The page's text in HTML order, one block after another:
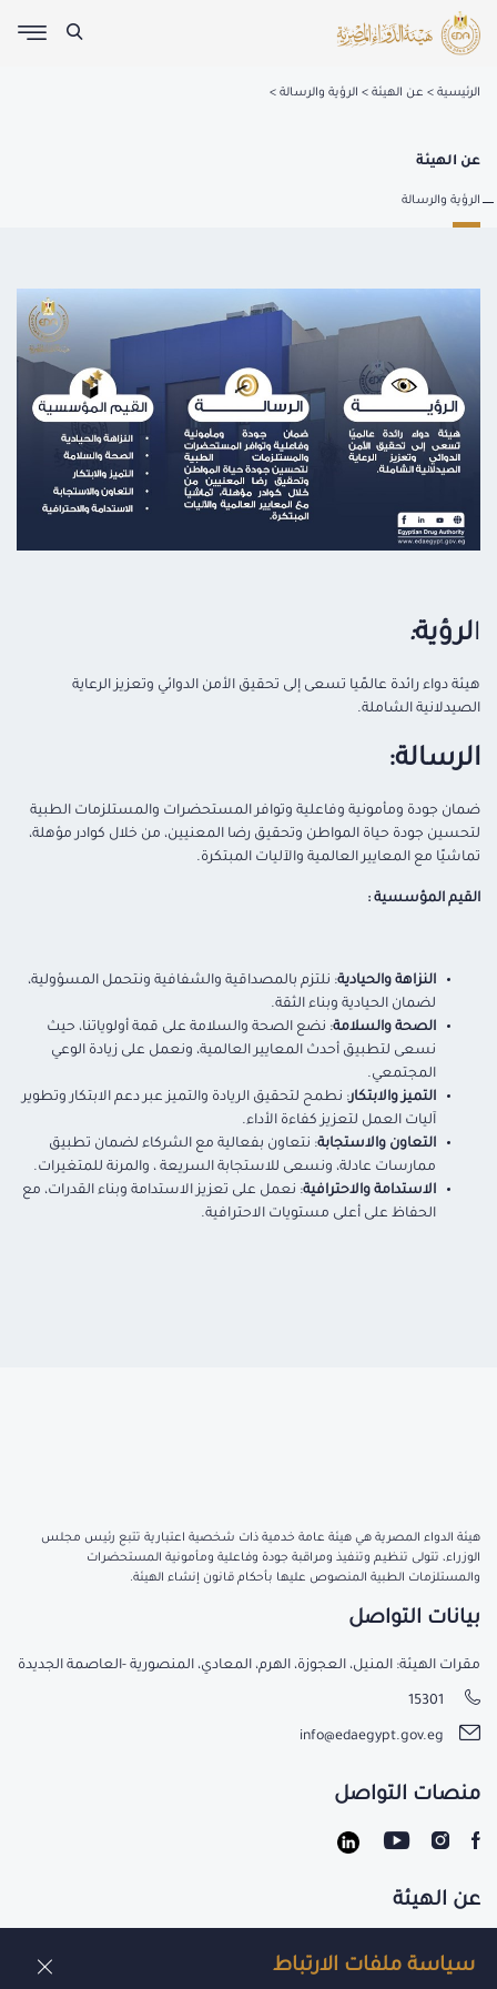
سياسة ملفات الارتباط
الرئيسية عن الهيئة الرؤية والرسالة
عن الهيئة
الرؤية والرسالة
الرؤية:
هيئة دواء رائدة عالمًيا تسعى إلى تحقيق الأمن الدوائي وتعزيز الرعاية
الصيدلانية الشاملة.
الرسالة:
ضمان جودة ومأمونية وفاعلية وتوافر المستحضرات والمستلزمات الطبية
لتحسين جودة حياة المواطن وتحقيق رضا المعنيين، من خلال كوادر مؤهلة،
تماشيًا مع المعايير العالمية والآليات المبتكرة.
القيم المؤسسية :
النزاهة والحيادية: نلتزم بالمصداقية والشفافية ونتحمل المسؤولية،
لضمان الحيادية وبناء الثقة.
الصحة والسلامة: نضع الصحة والسلامة على قمة أولوياتنا، حيث
نسعى لتطبيق أحدث المعايير العالمية، ونعمل على زيادة الوعي
المجتمعي.
التميز والابتكار: نطمح لتحقيق الريادة والتميز عبر دعم الابتكار وتطوير
آليات العمل لتعزيز كفاءة الأداء.
التعاون والاستجابة: نتعاون بفعالية مع الشركاء لضمان تطبيق
ممارسات عادلة، ونسعى للاستجابة السريعة ، والمرنة للمتغيرات.
الاستدامة والاحترافية: نعمل على تعزيز الاستدامة وبناء القدرات، مع
الحفاظ على أعلى مستويات الاحترافية.
هيئة الدواء المصرية هي هيئة عامة خدمية ذات شخصية اعتبارية تتبع رئيس مجلس
الوزراء، تتولى تنظيم وتنفيذ ومراقبة جودة وفاعلية ومأمونية المستحضرات
والمستلزمات الطبية المنصوص عليها بأحكام قانون إنشاء الهيئة.
عن الهيئة
بيانات التواصل
مقرات الهيئة: المنيل، العجوزة، الهرم، المعادي، المنصورية -العاصمة الجديدة
15301
info@edaegypt.gov.eg
منصات التواصل